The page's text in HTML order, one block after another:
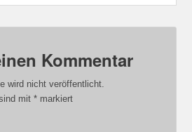
Kommentar
wird nicht veröffentlicht.
mit* markiert